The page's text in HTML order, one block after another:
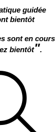
guidée
bientôt
sont en cours
bientôt".